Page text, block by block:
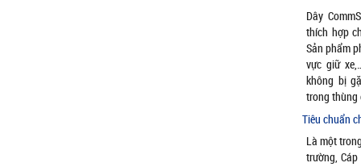
Dây
thích hợp
Sản phẩm
vực giữ
không bị
trong thùng
Tiêu chuẩn
Là một
trường,